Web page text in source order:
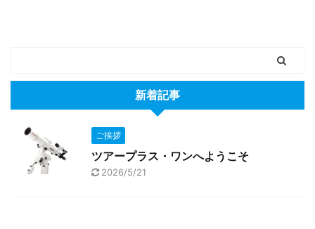
新着記事
ご挨拶
ツアープラス・ワンへようこそ
2026/5/21